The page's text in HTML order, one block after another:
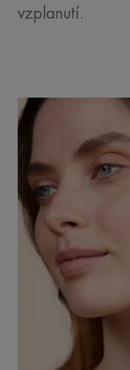
vzplanutí.